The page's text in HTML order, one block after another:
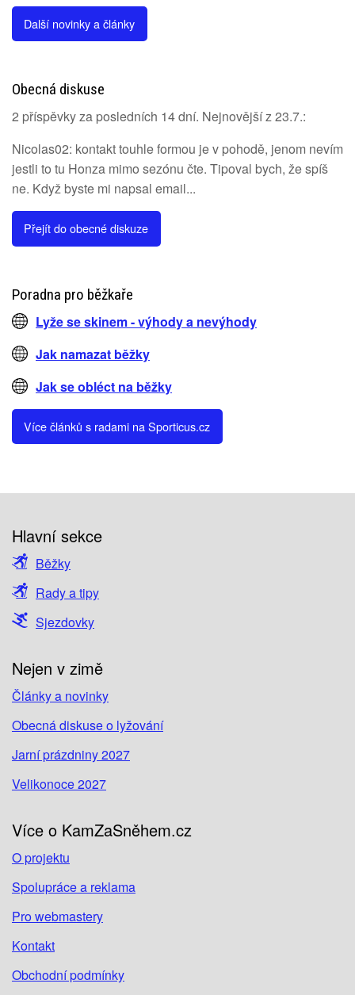
Další novinky a články
Obecná diskuse
2 příspěvky za posledních 14 dní. Nejnovější z 23.7.:
Nicolas02: kontakt touhle formou je v pohodě, jenom nevím
jestli to tu Honza mimo sezónu čte. Tipoval bych, že spíš
ne. Když byste mi napsal email...
Přejít do obecné diskuze
Poradna pro běžkaře
Lyže se skinem - výhody a nevýhody
Jak namazat běžky
Jak se obléct na běžky
Více článků s radami na Sporticus.cz
Hlavní sekce
Běžky
Rady a tipy
Sjezdovky
Nejen v zimě
Články a novinky
Obecná diskuse o lyžování
Jarní prázdniny 2027
Velikonoce 2027
Více o KamZaSněhem.cz
O projektu
Spolupráce a reklama
Pro webmastery
Kontakt
Obchodní podmínky